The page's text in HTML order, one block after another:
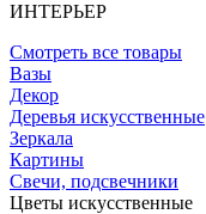
ИНТЕРЬЕР
Смотреть все товары
Вазы
Декор
Деревья искусственные
Зеркала
Картины
Свечи, подсвечники
Цветы искусственные